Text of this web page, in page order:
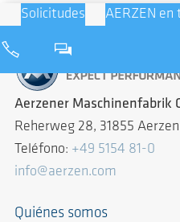
Solicitudes AERZEN en
Aerzener Maschinenfabrik
Reherweg 28, 31855 Aerzen
Teléfono: +49 5154 81-0
info@aerzen.com
Quiénes somos